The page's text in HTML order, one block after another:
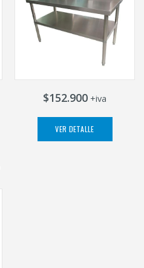
$152.900 +iva
VER DETALLE